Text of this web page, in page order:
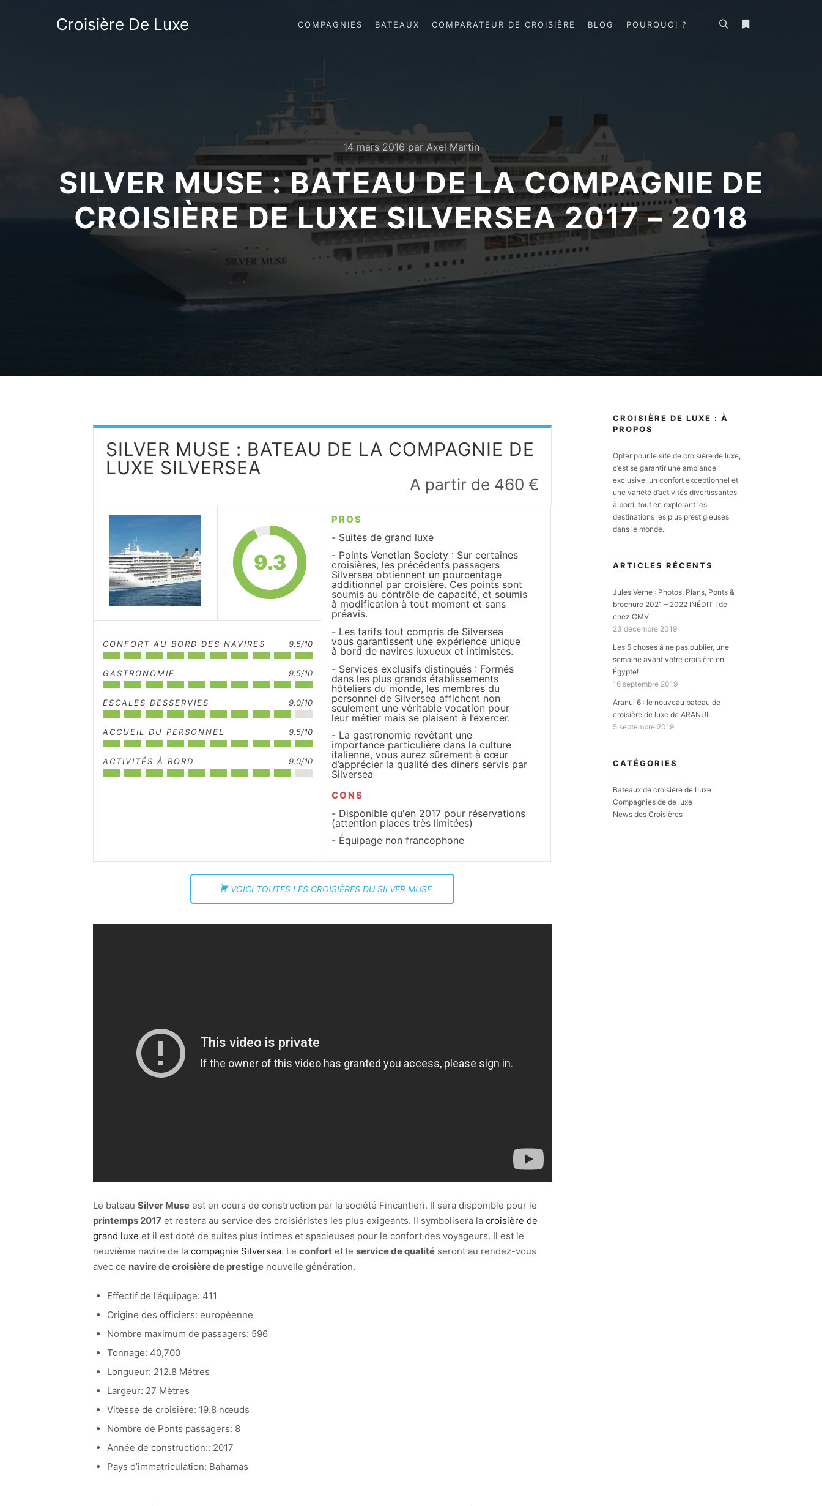
Croisière De Luxe COMPAGNIES BATEAUX COMPARATEUR DE CROISIÈRE BLOG POURQUOI ?
14 mars 2016 par Axel Martin
SILVER MUSE : BATEAU DE LA COMPAGNIE DE
CROISIÈRE DE LUXE SILVERSEA 2017 – 2018
SILVER MUSE : BATEAU DE LA COMPAGNIE DE
LUXE SILVERSEA
A partir de 460 €
9.3
CONFORT AU BORD DES NAVIRES 9.5/10
GASTRONOMIE 9.5/10
ESCALES DESSERVIES 9.0/10
ACCUEIL DU PERSONNEL 9.5/10
ACTIVITÉS À BORD 9.0/10
PROS
Suites de grand luxe
Points Venetian Society : Sur certaines
croisières, les précédents passagers
Silversea obtiennent un pourcentage
additionnel par croisière. Ces points sont
soumis au contrôle de capacité, et soumis
à modification à tout moment et sans
préavis.
Les tarifs tout compris de Silversea
vous garantissent une expérience unique
à bord de navires luxueux et intimistes.
Services exclusifs distingués : Formés
dans les plus grands établissements
hôteliers du monde, les membres du
personnel de Silversea affichent non
seulement une véritable vocation pour
leur métier mais se plaisent à l’exercer.
La gastronomie revêtant une
importance particulière dans la culture
italienne, vous aurez sûrement à cœur
d’apprécier la qualité des dîners servis par
Silversea
CONS
Disponible qu'en 2017 pour réservations
(attention places très limitées)
Équipage non francophone
VOICI TOUTES LES CROISIÈRES DU SILVER MUSE
Le bateau Silver Muse est en cours de construction par la société Fincantieri. Il sera disponible pour le
printemps 2017 et restera au service des croisiéristes les plus exigeants. Il symbolisera la croisière de
grand luxe et il est doté de suites plus intimes et spacieuses pour le confort des voyageurs. Il est le
neuvième navire de la compagnie Silversea. Le confort et le service de qualité seront au rendez-vous
avec ce navire de croisière de prestige nouvelle génération.
Effectif de l’équipage: 411
Origine des officiers: européenne
Nombre maximum de passagers: 596
Tonnage: 40,700
Longueur: 212.8 Métres
Largeur: 27 Mètres
Vitesse de croisière: 19.8 nœuds
Nombre de Ponts passagers: 8
Année de construction:: 2017
Pays d’immatriculation: Bahamas
CROISIÈRE DE LUXE : À
PROPOS
Opter pour le site de croisière de luxe,
c’est se garantir une ambiance
exclusive, un confort exceptionnel et
une variété d’activités divertissantes
à bord, tout en explorant les
destinations les plus prestigieuses
dans le monde.
ARTICLES RÉCENTS
Jules Verne : Photos, Plans, Ponts &
brochure 2021 – 2022 INÉDIT ! de
chez CMV
23 décembre 2019
Les 5 choses à ne pas oublier, une
semaine avant votre croisière en
Égypte!
16 septembre 2019
Aranui 6 : le nouveau bateau de
croisière de luxe de ARANUI
5 septembre 2019
CATÉGORIES
Bateaux de croisière de Luxe
Compagnies de de luxe
News des Croisières